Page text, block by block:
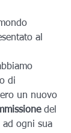
al
di
un nuovo
del
ogni sua